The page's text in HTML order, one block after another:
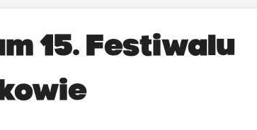
15. Festiwalu